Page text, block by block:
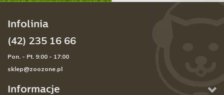
Informacje
Infolinia
(42) 235 16 66
Pon. - Pt. 9:00 - 17:00
sklep@zoozone.pl